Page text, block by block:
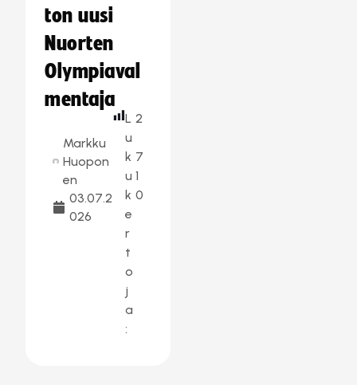
ton uusi
Nuorten
Olympiaval
mentaja
Markku
Huopon
en
03.07.2
026
L
u
k
u
k
e
r
t
o
j
a
:
2
7
1
0